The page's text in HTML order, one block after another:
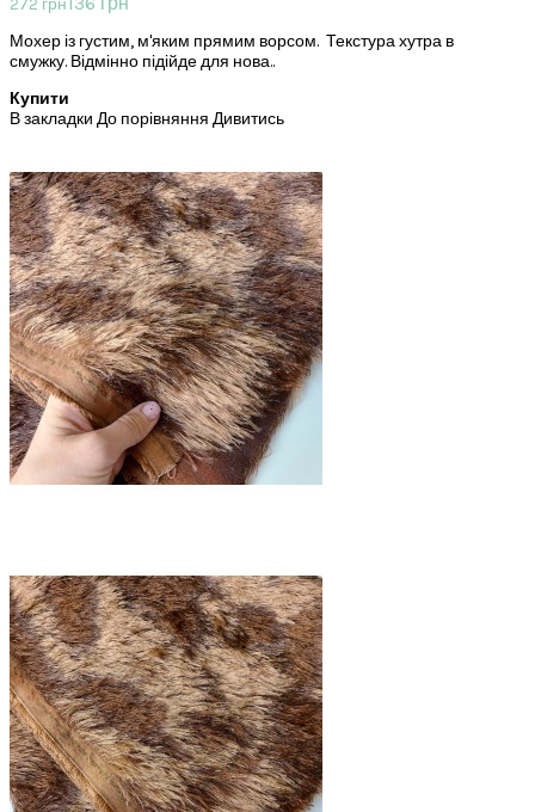
272 грн
Мохер із густим, м'яким прямим ворсом. Текстура хутра в
смужку. Відмінно підійде для нова..
Купити
В закладки До порівняння Дивитись